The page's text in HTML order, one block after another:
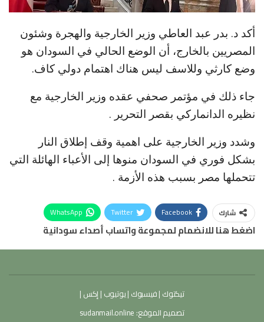
أكد د. بدر عبد العاطي وزير الخارجية والهجرة وشئون
المصريين بالخارج، أن الوضع الحالي في السودان هو
وضع كارثي وللاسف ليس هناك اهتمام دولي كاف.
جاء ذلك في مؤتمر صحفي عقده وزير الخارجية مع
نظيره الدانماركي بقصر التحرير .
وشدد وزير الخارجية على اهمية وقف إطلاق النار
بشكل فوري في السودان منوها إلى الأعباء الهائلة التي
تتحملها مصر بسبب هذه الأزمة .
شارك Facebook
Twitter
WhatsApp
اضغط هنا للانضمام لمجموعة واتساب أصداء سودانية
تيكتوك |فيسبوك |يوتيوب |إكس |
تصميم الموقع: sudanmail.online